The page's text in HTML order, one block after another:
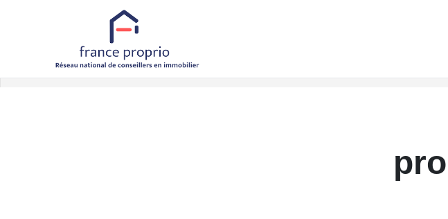
A vendreMaison
Retour aux biens